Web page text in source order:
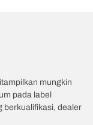
mungkin
pada label
berkualifikasi, dealer